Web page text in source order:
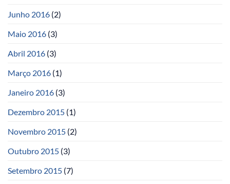
Junho 2016 (2)
Maio 2016 (3)
Abril 2016 (3)
Março 2016 (1)
Janeiro 2016 (3)
Dezembro 2015 (1)
Novembro 2015 (2)
Outubro 2015 (3)
Setembro 2015 (7)